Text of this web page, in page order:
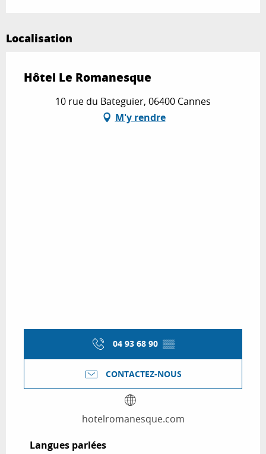
Localisation
Hôtel Le Romanesque
10 rue du Bateguier, 06400 Cannes
M'y rendre
04 93 68 90 ▒▒
CONTACTEZ-NOUS
hotelromanesque.com
Langues parlées
Langues parlées